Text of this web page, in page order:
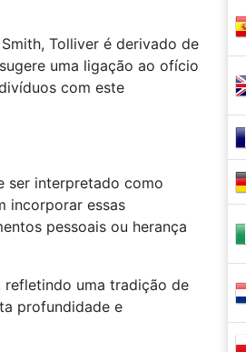
Tolliver é derivado de
uma ligação ao ofício
com este
ser interpretado como
incorporar essas
pessoais ou herança
refletindo uma tradição de
profundidade e